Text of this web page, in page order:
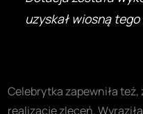
uzyskał wiosną
Celebrytka zapewniła
realizację zleceń.